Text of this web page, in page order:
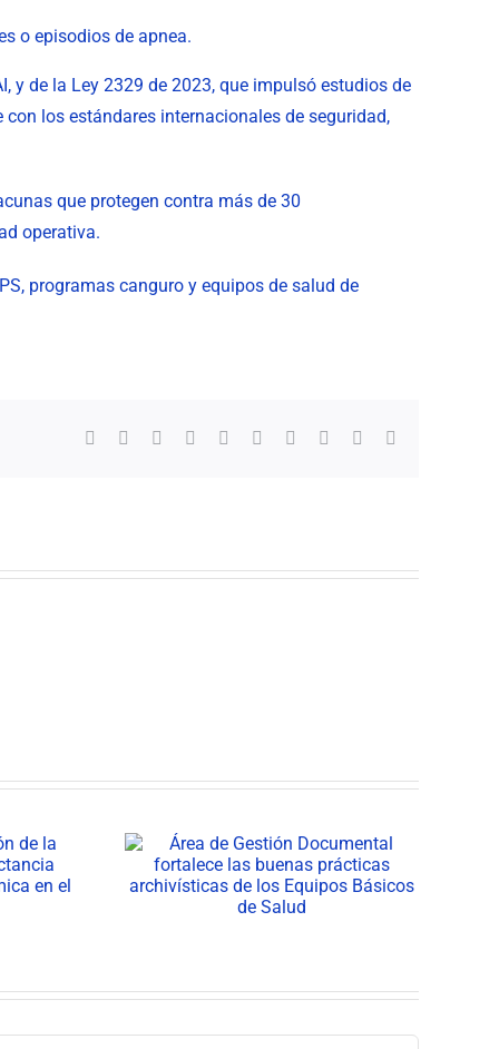
o episodios de apnea.
y de la Ley 2329 de 2023, que impulsó estudios de
los estándares internacionales de seguridad,
que protegen contra más de 30
operativa.
programas canguro y equipos de salud de
Facebook Reddit LinkedInWhatsApp
TumblrPinterest Xing
de los
Equipos Básicos de
Salud consolidan su
impacto en los